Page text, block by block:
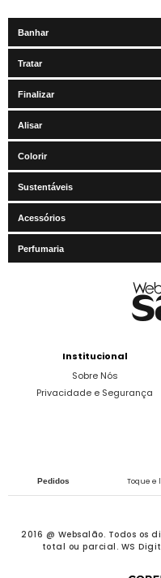
Banhar
Tratar
Finalizar
Alisar
Colorir
Sustentáveis
Acessórios
Perfumaria
Institucional
Sobre Nós
Privacidade e Segurança
Pedidos Toque e
2016 @ Websalão. Todos os
total ou parcial. WS